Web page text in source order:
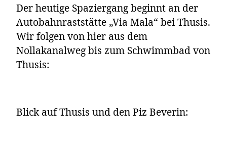
Der heutige Spaziergang beginnt an der
Autobahnraststätte „Via Mala“ bei Thusis.
Wir folgen von hier aus dem
Nollakanalweg bis zum Schwimmbad von
Thusis:
Blick auf Thusis und den Piz Beverin: